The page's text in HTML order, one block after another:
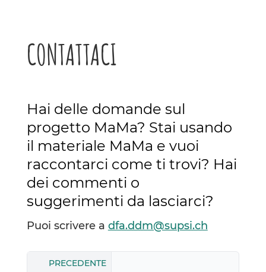
CONTATTACI
Hai delle domande sul
progetto MaMa? Stai usando
il materiale MaMa e vuoi
raccontarci come ti trovi? Hai
dei commenti o
suggerimenti da lasciarci?
Puoi scrivere a dfa.ddm@supsi.ch
PRECEDENTE